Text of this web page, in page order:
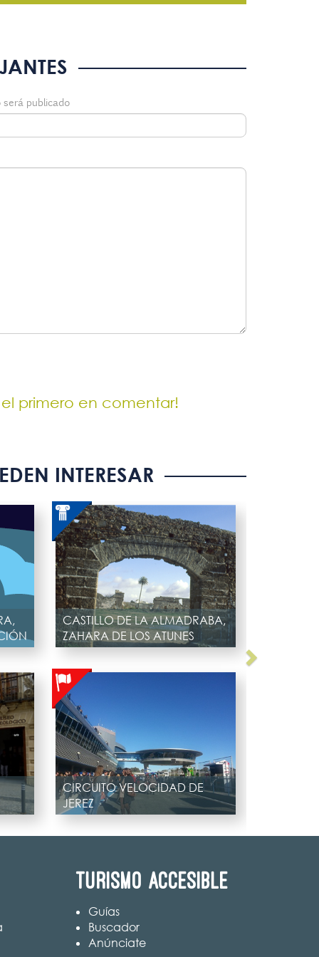
será publicado
primero en comentar!
INTERESAR
CASTILLO DE LA ALMADRABA,
ZAHARA DE LOS ATUNES
CIRCUITO VELOCIDAD DE
JEREZ
Turismo accesible
Guías
Buscador
Anúnciate